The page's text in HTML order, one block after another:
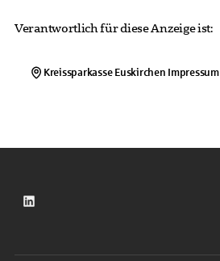
Verantwortlich für diese Anzeige ist:
Kreissparkasse Euskirchen Impressum
LinkedIn